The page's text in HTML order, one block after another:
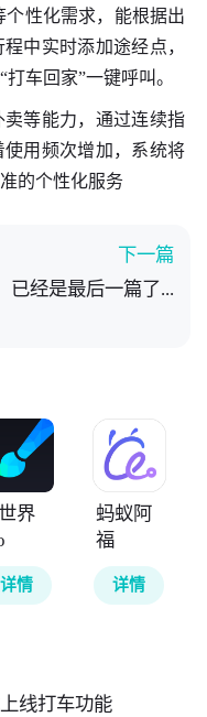
个性化需求，能根据出
中实时添加途经点，
车回家”一键呼叫。
等能力，通过连续指
用频次增加，系统将
的个性化服务
下一篇
已经是最后一篇了...
界
详情
蚂蚁阿
福
详情
线打车功能